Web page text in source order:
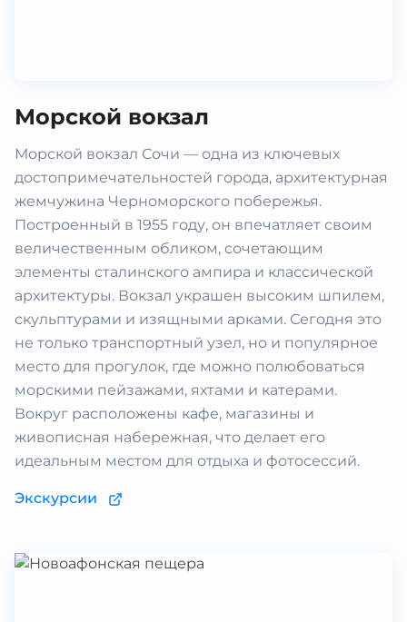
Морской вокзал
Морской вокзал Сочи — одна из ключевых
достопримечательностей города, архитектурная
жемчужина Черноморского побережья.
Построенный в 1955 году, он впечатляет своим
величественным обликом, сочетающим
элементы сталинского ампира и классической
архитектуры. Вокзал украшен высоким шпилем,
скульптурами и изящными арками. Сегодня это
не только транспортный узел, но и популярное
место для прогулок, где можно полюбоваться
морскими пейзажами, яхтами и катерами.
Вокруг расположены кафе, магазины и
живописная набережная, что делает его
идеальным местом для отдыха и фотосессий.
Экскурсии